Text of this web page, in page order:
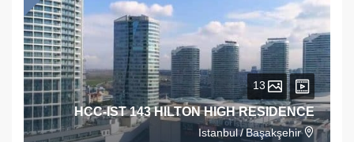
HCC-IST 143 HILTON HIGH RESIDENCE
Istanbul / Başakşehir